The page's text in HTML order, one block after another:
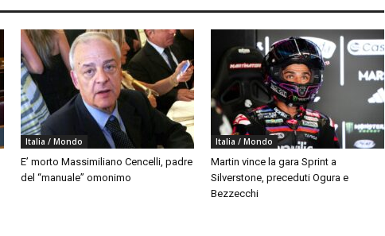
Italia / Mondo
E’ morto Massimiliano Cencelli, padre
del “manuale” omonimo
Italia / Mondo
Martin vince la gara Sprint a
Silverstone, preceduti Ogura e
Bezzecchi